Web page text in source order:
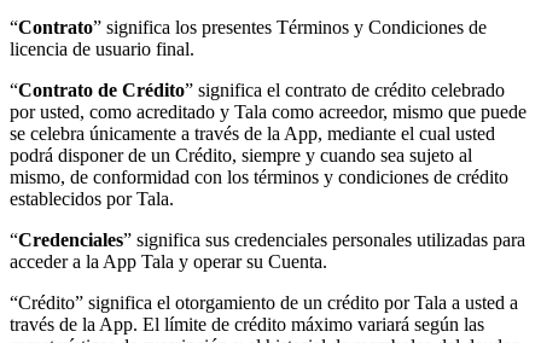
“Contrato” significa los presentes Términos y Condiciones de
licencia de usuario final.
“Contrato de Crédito” significa el contrato de crédito celebrado
por usted, como acreditado y Tala como acreedor, mismo que puede
se celebra únicamente a través de la App, mediante el cual usted
podrá disponer de un Crédito, siempre y cuando sea sujeto al
mismo, de conformidad con los términos y condiciones de crédito
establecidos por Tala.
“Credenciales” significa sus credenciales personales utilizadas para
acceder a la App Tala y operar su Cuenta.
“Crédito” significa el otorgamiento de un crédito por Tala a usted a
través de la App. El límite de crédito máximo variará según las